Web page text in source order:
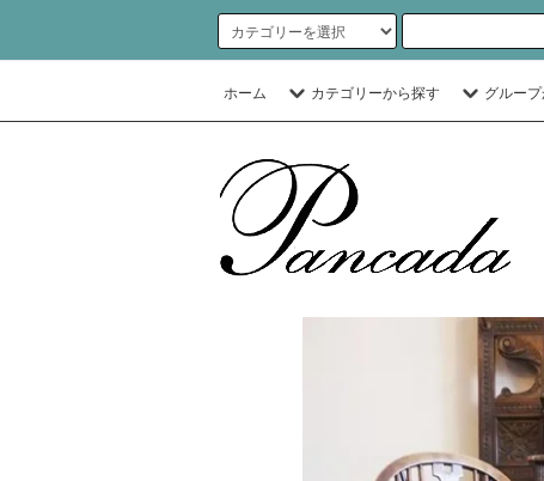
ホーム カテゴリーから探す グルー